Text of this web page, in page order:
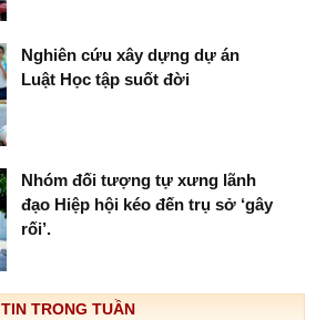
Nghiên cứu xây dựng dự án
Luật Học tập suốt đời
Nhóm đối tượng tự xưng lãnh
đạo Hiệp hội kéo đến trụ sở ‘gây
rối’.
TIN TRONG TUẦN